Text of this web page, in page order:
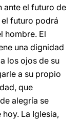
ante el futuro de
futuro podrá
hombre. El
una dignidad
los ojos de su
a su propio
que
alegría se
La Iglesia,